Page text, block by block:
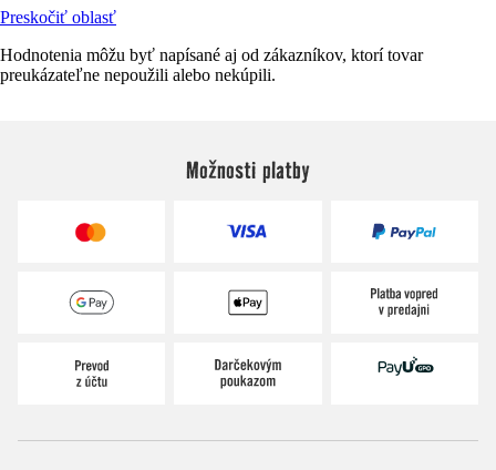
Preskočiť oblasť
Hodnotenia môžu byť napísané aj od zákazníkov, ktorí tovar
preukázateľne nepoužili alebo nekúpili.
Možnosti platby